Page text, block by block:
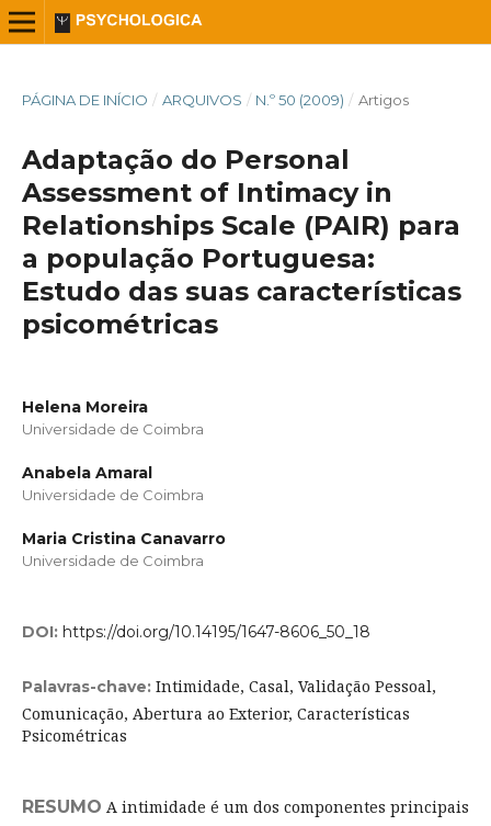
PÁGINA DE INÍCIO / ARQUIVOS / N.º 50 (2009) / Artigos
Adaptação do Personal
Assessment of Intimacy in
Relationships Scale (PAIR) para
a população Portuguesa:
Estudo das suas características
psicométricas
Helena Moreira
Universidade de Coimbra
Anabela Amaral
Universidade de Coimbra
Maria Cristina Canavarro
Universidade de Coimbra
DOI: https://doi.org/10.14195/1647-8606_50_18
Palavras-chave: Intimidade, Casal, Validação Pessoal,
Comunicação, Abertura ao Exterior, Características
Psicométricas
RESUMO A intimidade é um dos componentes principais